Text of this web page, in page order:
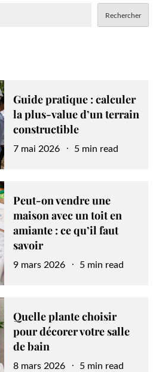
Rechercher
Guide pratique : calculer
la plus-value d’un terrain
constructible
Posted
7 mai 2026 5 min read
Peut-on vendre une
maison avec un toit en
amiante : ce qu’il faut
savoir
Posted
9 mars 2026 5 min read
Quelle plante choisir
pour décorer votre salle
de bain
Posted
8 mars 2026 5 min read